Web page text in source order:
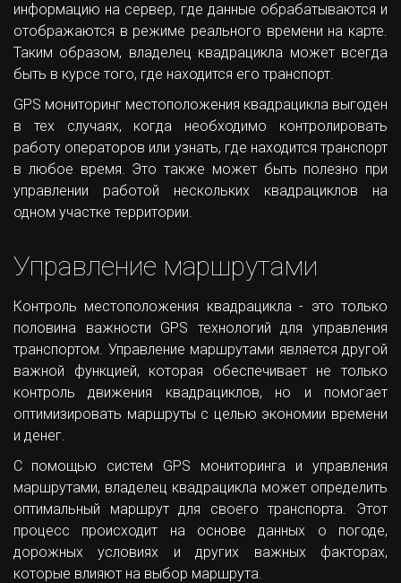
информацию на сервер, где данные обрабатываются и
отображаются в режиме реального времени на карте.
Таким образом, владелец квадрацикла может всегда
быть в курсе того, где находится его транспорт.
GPS мониторинг местоположения квадрацикла выгоден
в тех случаях, когда необходимо контролировать
работу операторов или узнать, где находится транспорт
в любое время. Это также может быть полезно при
управлении работой нескольких квадрациклов на
одном участке территории.
Управление маршрутами
Контроль местоположения квадрацикла - это только
половина важности GPS технологий для управления
транспортом. Управление маршрутами является другой
важной функцией, которая обеспечивает не только
контроль движения квадрациклов, но и помогает
оптимизировать маршруты с целью экономии времени
и денег.
С помощью систем GPS мониторинга и управления
маршрутами, владелец квадрацикла может определить
оптимальный маршрут для своего транспорта. Этот
процесс происходит на основе данных о погоде,
дорожных условиях и других важных факторах,
которые влияют на выбор маршрута.